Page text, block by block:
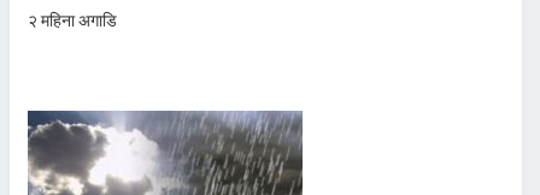
२ महिना अगाडि